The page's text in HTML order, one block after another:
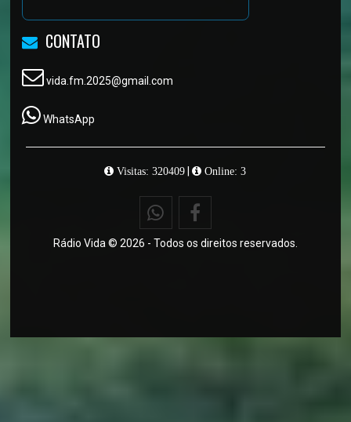
CONTATO
vida.fm.2025@gmail.com
WhatsApp
Visitas: 320409 | Online: 3
Rádio Vida © 2026 - Todos os direitos reservados.